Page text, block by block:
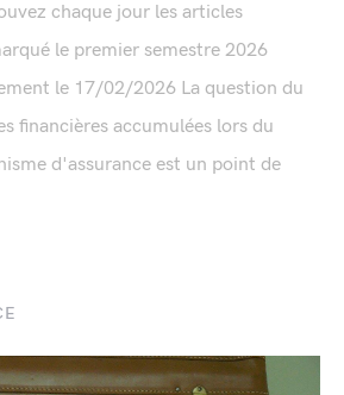
chaque jour les articles
le premier semestre 2026
le 17/02/2026 La question du
financières accumulées lors du
d'assurance est un point de